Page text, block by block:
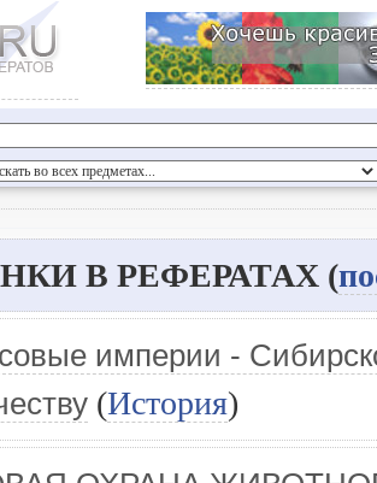
В РЕФЕРАТАХ (
империи -
(История)